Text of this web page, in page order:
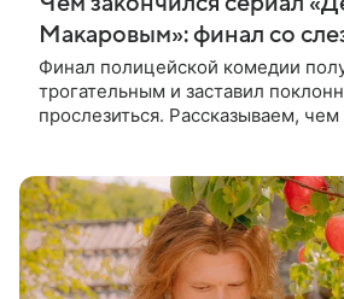
Макаровым»: финал со
Финал полицейской комедии
трогательным и заставил
прослезиться. Рассказываем,